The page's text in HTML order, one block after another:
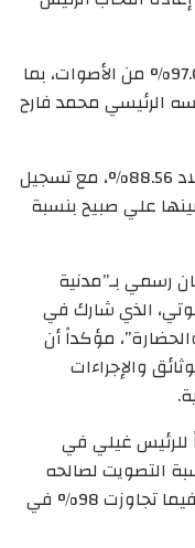
وأوضح المجلس أن غيلي حصل على 97.01% من الأصوات، بما
منافسه الرئيسي محمد فارح
وبلغت نسبة المشاركة في عموم البلاد 88.56%، مع تسجيل
علي صبيح بنسبة
رسمي بـ”مدنية
الذي شارك في
مؤكداً أن
والإجراءات
للرئيس غيلي في
التصويت لصالحه
في العاصمة جيبوتي بلغت 96.04%، فيما تجاوزت 98% في